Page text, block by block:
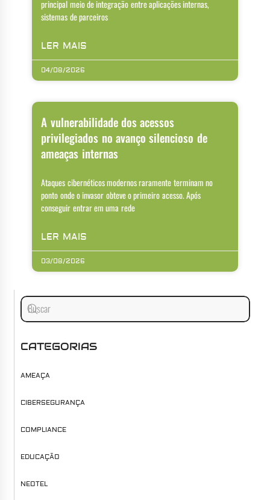
principal meio de integração entre aplicações internas,
sistemas de parceiros
LER MAIS
04/08/2026
A vulnerabilidade dos acessos
privilegiados no avanço silencioso de
ameaças internas
Ataques cibernéticos modernos raramente terminam no
ponto onde o invasor obteve o primeiro acesso. Após
conseguir entrar em uma rede
LER MAIS
03/08/2026
CATEGORIAS
AMEAÇA
CIBERSEGURANÇA
COMPLIANCE
EDUCAÇÃO
NEOTEL